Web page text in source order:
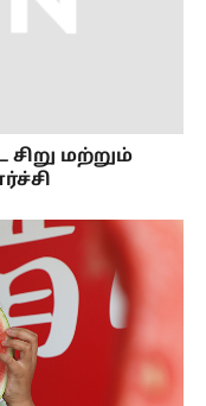
சிறு மற்றும்